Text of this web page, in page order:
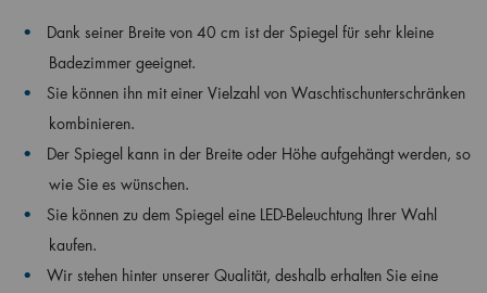
Dank seiner Breite von 40 cm ist der Spiegel für sehr kleine
Badezimmer geeignet.
Sie können ihn mit einer Vielzahl von Waschtischunterschränken
kombinieren.
Der Spiegel kann in der Breite oder Höhe aufgehängt werden, so
wie Sie es wünschen.
Sie können zu dem Spiegel eine LED-Beleuchtung Ihrer Wahl
kaufen.
Wir stehen hinter unserer Qualität, deshalb erhalten Sie eine